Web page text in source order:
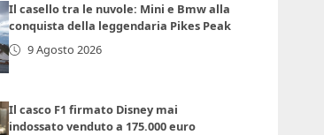
Il casello tra le nuvole: Mini e Bmw alla
conquista della leggendaria Pikes Peak
9 Agosto 2026
Il casco F1 firmato Disney mai
indossato venduto a 175.000 euro